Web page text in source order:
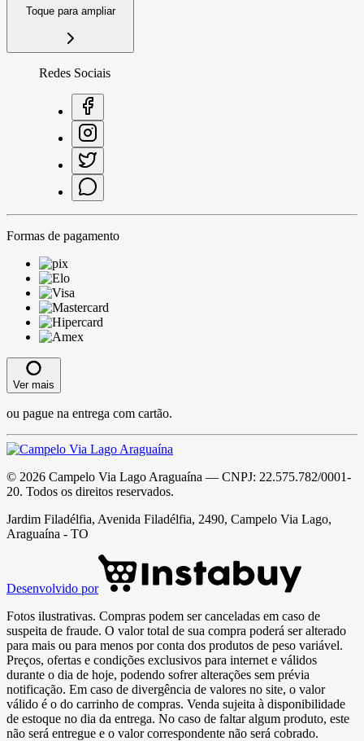
Toque para ampliar
Redes Sociais
Formas de pagamento
Ver mais
ou pague na entrega com cartão.
© 2026 Campelo Via Lago Araguaína — CNPJ: 22.575.782/0001-
20. Todos os direitos reservados.
Jardim Filadélfia, Avenida Filadélfia, 2490, Campelo Via Lago,
Araguaína - TO
Desenvolvido por
Fotos ilustrativas. Compras podem ser canceladas em caso de
suspeita de fraude. O valor total de sua compra poderá ser alterado
para mais ou para menos por conta dos produtos de peso variável.
Preços, ofertas e condições exclusivos para internet e válidos
durante o dia de hoje, podendo sofrer alterações sem prévia
notificação. Em caso de divergência de valores no site, o valor
válido é o do carrinho de compras. Venda sujeita à disponibilidade
de estoque no dia da entrega. No caso de faltar algum produto, este
não será entregue e o valor correspondente não será cobrado.